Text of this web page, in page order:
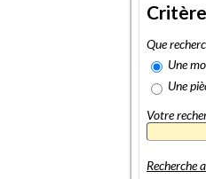
Que
Une
Une
Votre
Recherche